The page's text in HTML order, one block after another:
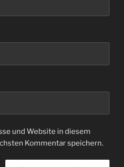
und Website in diesem
Kommentar speichern.